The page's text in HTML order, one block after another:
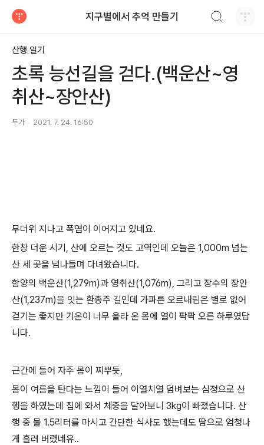
지구별에서 추억 만들기
산행 일기
초록 능선길을 걷다.(백운산~영
취산~장안산)
두가 2021. 7. 24. 16:50
무더위 지나고 폭염이 이어지고 있네요.
한창 더운 시기, 산에 오르는 것도 고역인데 오늘은 1,000m 넘는
산 세 곳을 넘나들며 다녀왔습니다.
함양의 백운산(1,279m)과 영취산(1,076m), 그리고 장수의 장안
산(1,237m)을 잇는 환종주 길인데 가파른 오르내림은 별로 없어
걷기는 좋지만 기온이 너무 올라 온 몸에 열이 팍팍 오른 하루였답
니다.
근간에 들어 자주 몸이 찌뿌듯,
몸이 여름을 탄다는 느낌이 들어 이열치열 덤벼보는 심정으로 산
행을 하였는데 집에 와서 체중을 달아보니 3kg이 빠졌습니다. 산
행 중 물 1.5리터를 마시고 간단한 식사도 했는데도 땀으로 엄청나
게 흘려 버렸네유..